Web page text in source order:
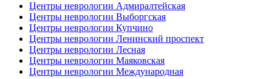
Центры неврологии Адмиралтейская
Центры неврологии Выборгская
Центры неврологии Купчино
Центры неврологии Ленинский проспект
Центры неврологии Лесная
Центры неврологии Маяковская
Центры неврологии Международная